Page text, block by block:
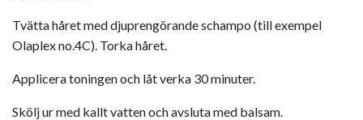
Tvätta håret med djuprengörande schampo (till exempel
Olaplex no.4C). Torka håret.
Applicera toningen och låt verka 30 minuter.
Skölj ur med kallt vatten och avsluta med balsam.